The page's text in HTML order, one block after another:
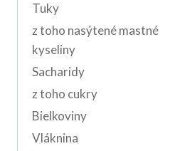
Tuky
z toho nasýtené mastné
kyseliny
Sacharidy
z toho cukry
Bielkoviny
Vláknina